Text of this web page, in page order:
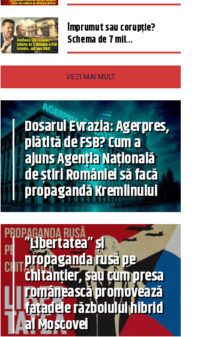
Împrumut sau corupție?
Schema de 7 mil...
VEZI MAI MULT
Dosarul Evrazia: Agerpres,
plătită de FSB? Cum a
ajuns Agenția Națională
de știri României să facă
propagandă Kremlinului
”Libertatea” și
propaganda rusă pe
chitanțier, sau cum presa
românească promovează
fațadele războiului hibrid
al Moscovei